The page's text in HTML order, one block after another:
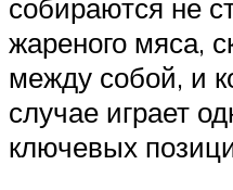
собираются не
жареного мяса,
между собой, и
случае играет
ключевых